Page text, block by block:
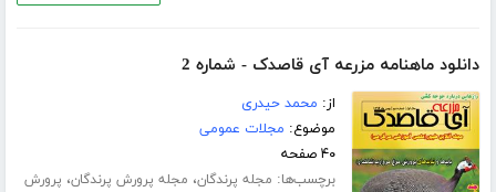
دانلود ماهنامه مزرعه آی قاصدک - شماره 2
از: محمد حیدری
موضوع: مجلات عمومی
۴۰ صفحه
برچسب‌ها: مجله پرندگان، مجله پرورش پرندگان، پرورش